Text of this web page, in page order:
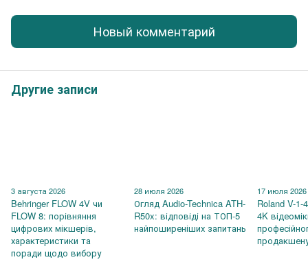
Новый комментарий
Другие записи
3 августа 2026
Behringer FLOW 4V чи
FLOW 8: порівняння
цифрових мікшерів,
характеристики та
поради щодо вибору
28 июля 2026
Огляд Audio-Technica ATH-
R50x: відповіді на ТОП-5
найпоширеніших запитань
17 июля 2026
Roland V-
4K